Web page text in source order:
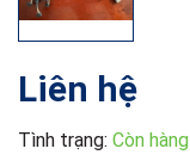
Liên hệ
Tình trạng: Còn hàng